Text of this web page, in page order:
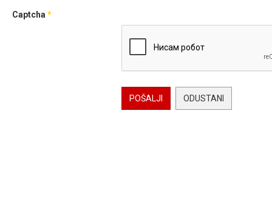
Captcha *
POŠALJI ODUSTANI